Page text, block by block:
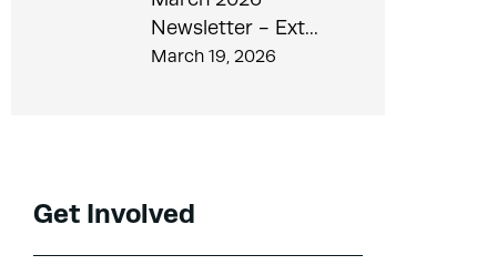
Newsletter - Ext...
March 19, 2026
Get Involved